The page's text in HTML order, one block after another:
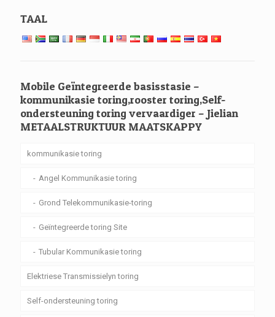
TAAL
Mobile Geïntegreerde basisstasie –
kommunikasie toring,rooster toring,Self-
ondersteuning toring vervaardiger – Jielian
METAALSTRUKTUUR MAATSKAPPY
kommunikasie toring
Angel Kommunikasie toring
Grond Telekommunikasie-toring
Geïntegreerde toring Site
Tubular Kommunikasie toring
Elektriese Transmissielyn toring
Self-ondersteuning toring